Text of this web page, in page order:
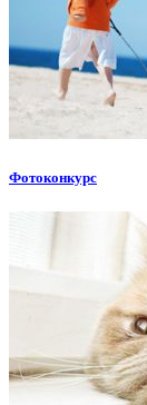
Фотоконкурс